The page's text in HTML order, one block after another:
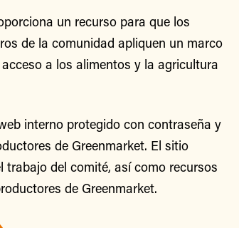
un recurso para que los
de la comunidad apliquen un marco
a los alimentos y la agricultura
interno protegido con contraseña y
de Greenmarket. El sitio
trabajo del comité, así como recursos
de Greenmarket.